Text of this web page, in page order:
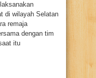
di wilayah Selatan
remaja
dengan tim
itu